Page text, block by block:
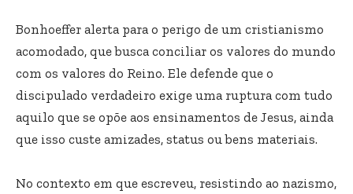
Bonhoeffer alerta para o perigo de um cristianismo
acomodado, que busca conciliar os valores do mundo
com os valores do Reino. Ele defende que o
discipulado verdadeiro exige uma ruptura com tudo
aquilo que se opõe aos ensinamentos de Jesus, ainda
que isso custe amizades, status ou bens materiais.
No contexto em que escreveu, resistindo ao nazismo,